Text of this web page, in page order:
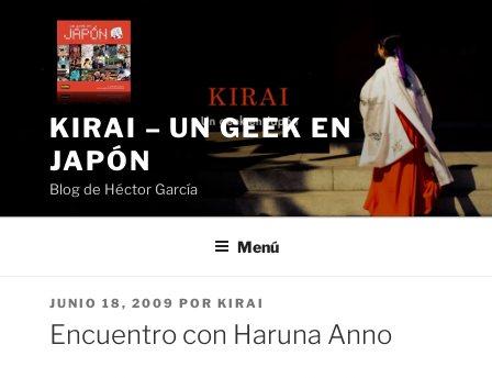
contenido
KIRAI – UN GEEK EN
JAPÓN
Blog de Héctor García
Menú
PUBLICADO
EL
JUNIO 18, 2009 POR KIRAI
Encuentro con Haruna Anno